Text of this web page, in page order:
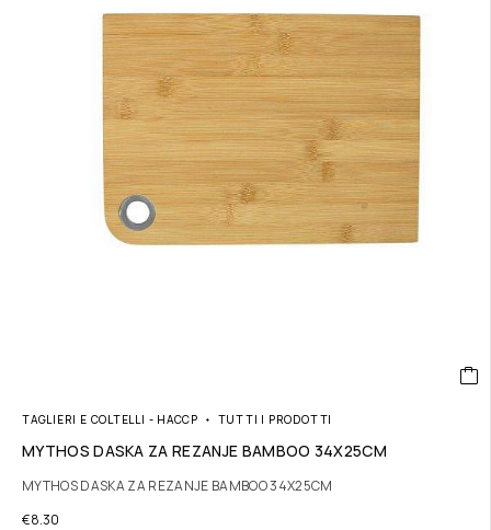
TAGLIERI E COLTELLI - HACCP TUTTI I PRODOTTI
MYTHOS DASKA ZA REZANJE BAMBOO 34X25CM
MYTHOS DASKA ZA REZANJE BAMBOO 34X25CM
€8.30